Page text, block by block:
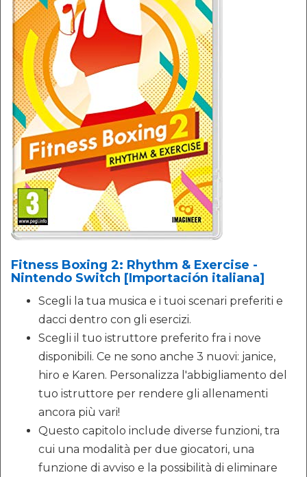
Fitness Boxing 2: Rhythm & Exercise -
Nintendo Switch [Importación italiana]
Scegli la tua musica e i tuoi scenari preferiti e
dacci dentro con gli esercizi.
Scegli il tuo istruttore preferito fra i nove
disponibili. Ce ne sono anche 3 nuovi: janice,
hiro e Karen. Personalizza l'abbigliamento del
tuo istruttore per rendere gli allenamenti
ancora più vari!
Questo capitolo include diverse funzioni, tra
cui una modalità per due giocatori, una
funzione di avviso e la possibilità di eliminare